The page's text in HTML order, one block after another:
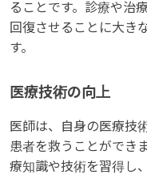
ることです。診療や治
回復させることに大き
す。
医療技術の向上
医師は、自身の医療技
患者を救うことができ
療知識や技術を習得し